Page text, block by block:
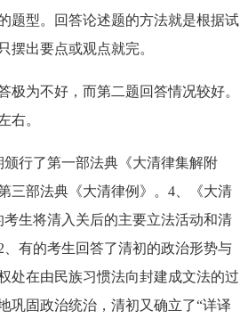
型。回答论述题的方法就是根据试
摆出要点或观点就完。
为不好，而第二题回答情况较好。
右。
行了第一部法典《大清律集解附
三部法典《大清律例》。4、《大清
生将清入关后的主要立法活动和清
有的考生回答了清初的政治形势与
处在由民族习惯法向封建成文法的过
巩固政治统治，清初又确立了“详译